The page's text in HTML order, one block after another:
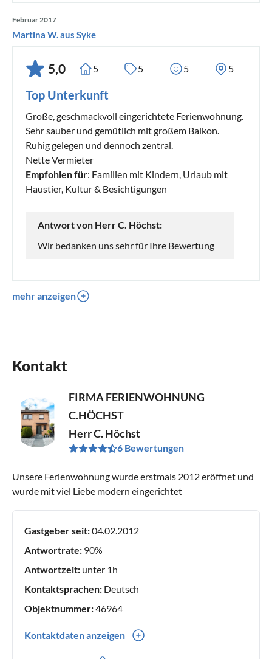
Februar 2017
Martina W. aus Syke
5,0 5 5 5 5
Top Unterkunft
Große, geschmackvoll eingerichtete Ferienwohnung.
Sehr sauber und gemütlich mit großem Balkon.
Ruhig gelegen und dennoch zentral.
Nette Vermieter
Empfohlen für: Familien mit Kindern, Urlaub mit
Haustier, Kultur & Besichtigungen
Antwort von Herr C. Höchst:
Wir bedanken uns sehr für Ihre Bewertung
mehr anzeigen
Kontakt
FIRMA FERIENWOHNUNG
C.HÖCHST
Herr C. Höchst
6 Bewertungen
Unsere Ferienwohnung wurde erstmals 2012 eröffnet und
wurde mit viel Liebe modern eingerichtet
Gastgeber seit:04.02.2012
Antwortrate: 90%
Antwortzeit: unter 1h
Kontaktsprachen: Deutsch
Objektnummer:46964
Kontaktdaten anzeigen